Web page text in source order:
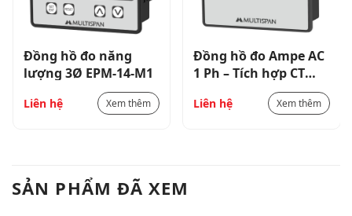
Đồng hồ đo năng
lượng 3Ø EPM-14-M1
Liên hệ Xem thêm
Đồng hồ đo Ampe AC
1 Ph – Tích hợp CT
Liên hệ Xem thêm
SẢN PHẨM ĐÃ XEM